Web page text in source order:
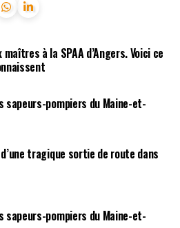
à la SPAA d’Angers. Voici ce
pompiers du Maine-et-
tragique sortie de route dans
pompiers du Maine-et-